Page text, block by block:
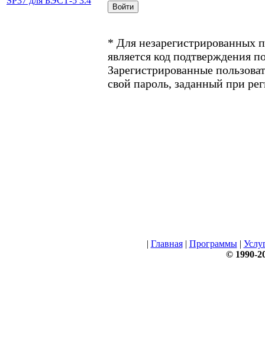
* Для незарегистрированных
является код подтверждения
Зарегистрированные
свой пароль, заданный при
| Главная| Программы|
© 1990-